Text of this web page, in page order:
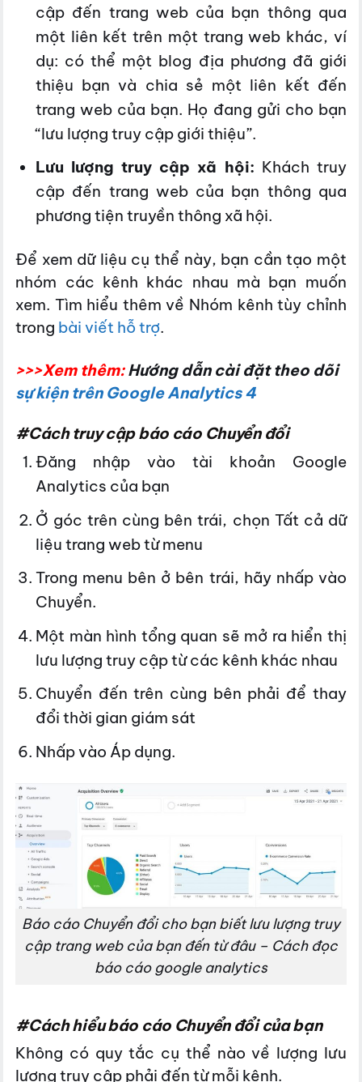
cập đến trang web của bạn thông qua
một liên kết trên một trang web khác, ví
dụ: có thể một blog địa phương đã giới
thiệu bạn và chia sẻ một liên kết đến
trang web của bạn. Họ đang gửi cho bạn
“lưu lượng truy cập giới thiệu”.
Lưu lượng truy cập xã hội: Khách truy
cập đến trang web của bạn thông qua
phương tiện truyền thông xã hội.
Để xem dữ liệu cụ thể này, bạn cần tạo một
nhóm các kênh khác nhau mà bạn muốn
xem. Tìm hiểu thêm về Nhóm kênh tùy chỉnh
trong bài viết hỗ trợ.
>>>Xem thêm:Hướng dẫn cài đặt theo dõi
sự kiện trên Google Analytics 4
#Cách truy cập báo cáo Chuyển đổi
Đăng nhập vào tài khoản Google
Analytics của bạn
Ở góc trên cùng bên trái, chọn Tất cả dữ
liệu trang web từ menu
Trong menu bên ở bên trái, hãy nhấp vào
Chuyển.
Một màn hình tổng quan sẽ mở ra hiển thị
lưu lượng truy cập từ các kênh khác nhau
Chuyển đến trên cùng bên phải để thay
đổi thời gian giám sát
Nhấp vào Áp dụng.
Báo cáo Chuyển đổi cho bạn biết lưu lượng truy
cập trang web của bạn đến từ đâu – Cách đọc
báo cáo google analytics
#Cách hiểu báo cáo Chuyển đổi của bạn
Không có quy tắc cụ thể nào về lượng lưu
lượng truy cập phải đến từ mỗi kênh.